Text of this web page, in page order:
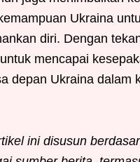
Ukraina
diri. Dengan
mencapai
depan Ukraina dalam
ini disusun